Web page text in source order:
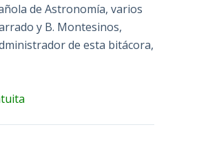
de Astronomía, varios
y B. Montesinos,
de esta bitácora,